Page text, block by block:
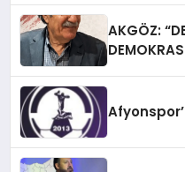
AKGÖZ: